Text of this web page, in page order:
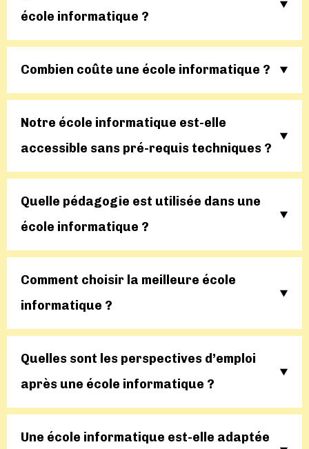
école informatique ?
Combien coûte une école informatique ?
Notre école informatique est-elle
accessible sans pré-requis techniques ?
Quelle pédagogie est utilisée dans une
école informatique ?
Comment choisir la meilleure école
informatique ?
Quelles sont les perspectives d’emploi
après une école informatique ?
Une école informatique est-elle adaptée